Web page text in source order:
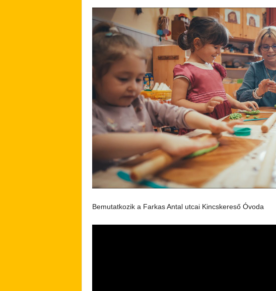
Bemutatkozik a Farkas Antal utcai Kincskereső Óvoda